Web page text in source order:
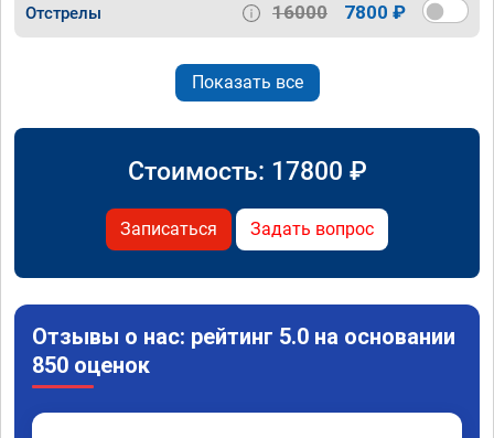
Отстрелы 16000 7800 ₽
Показать все
Стоимость: 17800 ₽
Записаться Задать вопрос
Отзывы о нас: рейтинг 5.0 на основании
850 оценок